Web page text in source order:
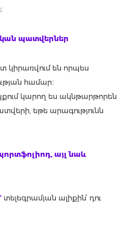
պատվերներ
են որպես
համար։
կարող ես ակնթարթորեն
եթե արագությունն
այլ նաև
տելեգրամյան ալիքին՝ դու